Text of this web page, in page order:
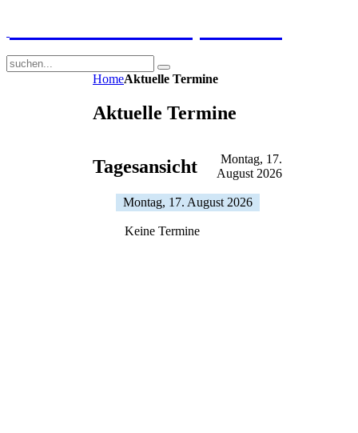
HomeAktuelle Termine
Aktuelle Termine
Tagesansicht
Montag, 17.
August 2026
Montag, 17. August 2026
Keine Termine